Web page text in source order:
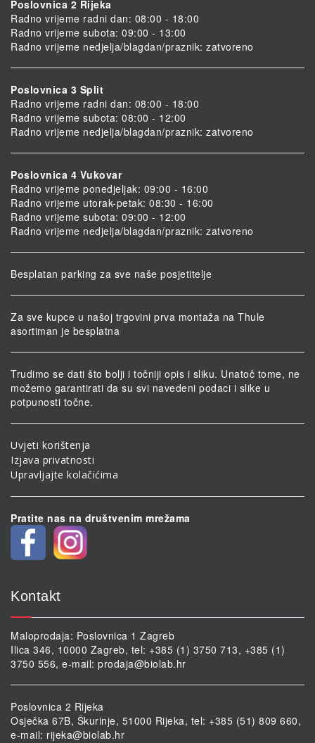
Poslovnica 2 Rijeka
Radno vrijeme radni dan: 08:00 - 18:00
Radno vrijeme subota: 09:00 - 13:00
Radno vrijeme nedjelja/blagdan/praznik: zatvoreno
Poslovnica 3 Split
Radno vrijeme radni dan: 08:00 - 18:00
Radno vrijeme subota: 08:00 - 12:00
Radno vrijeme nedjelja/blagdan/praznik: zatvoreno
Poslovnica 4 Vukovar
Radno vrijeme ponedjeljak: 09:00 - 16:00
Radno vrijeme utorak-petak: 08:30 - 16:00
Radno vrijeme subota: 09:00 - 12:00
Radno vrijeme nedjelja/blagdan/praznik: zatvoreno
Besplatan parking za sve naše posjetitelje
Za sve kupce u našoj trgovini prva montaža na Thule
asortiman je besplatna
Trudimo se dati što bolji i točniji opis i sliku. Unatoč tome, ne
možemo garantirati da su svi navedeni podaci i slike u
potpunosti točne.
Uvjeti korištenja
Izjava privatnosti
Upravljajte kolačićima
Pratite nas na društvenim mrežama
Kontakt
Maloprodaja: Poslovnica 1 Zagreb
Ilica 346, 10000 Zagreb, tel: +385 (1) 3750 713, +385 (1)
3750 556, e-mail: prodaja@biolab.hr
Poslovnica 2 Rijeka
Osječka 67B, Škurinje, 51000 Rijeka, tel: +385 (51) 809 660,
e-mail: rijeka@biolab.hr